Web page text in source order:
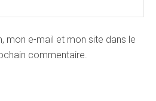
mon e-mail et mon site dans le
commentaire.